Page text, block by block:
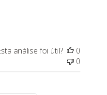
análise foi útil?
0
0